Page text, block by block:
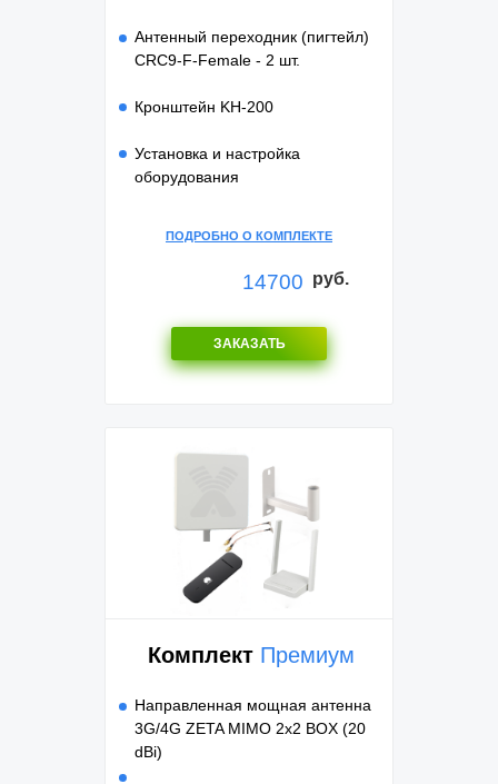
Антенный переходник (пигтейл)
CRC9-F-Female - 2 шт.
Кронштейн KH-200
Установка и настройка
оборудования
ПОДРОБНО О КОМПЛЕКТЕ
14700 руб.
Комплект Премиум
Направленная мощная антенна
3G/4G ZETA MIMO 2x2 BOX (20
dBi)
ЗАКАЗАТЬ